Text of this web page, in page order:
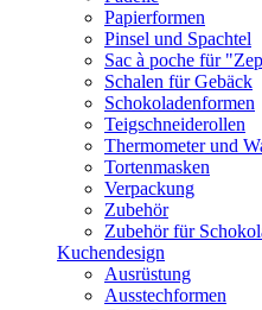
Papierformen
Pinsel und Spachtel
Sac à poche für
Schalen für Gebäck
Schokoladenformen
Teigschneiderollen
Thermometer und
Tortenmasken
Verpackung
Zubehör
Zubehör für
Kuchendesign
Ausrüstung
Ausstechformen